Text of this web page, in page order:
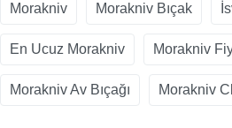
Morakniv Morakniv Bıçak
En Ucuz Morakniv Morakniv
Morakniv Av Bıçağı Morakniv